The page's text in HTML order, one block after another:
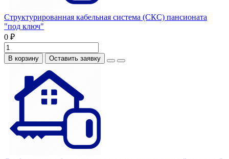
Структурированная кабельная система (СКС) пансионата
"под ключ"
0 ₽
В корзину Оставить заявку